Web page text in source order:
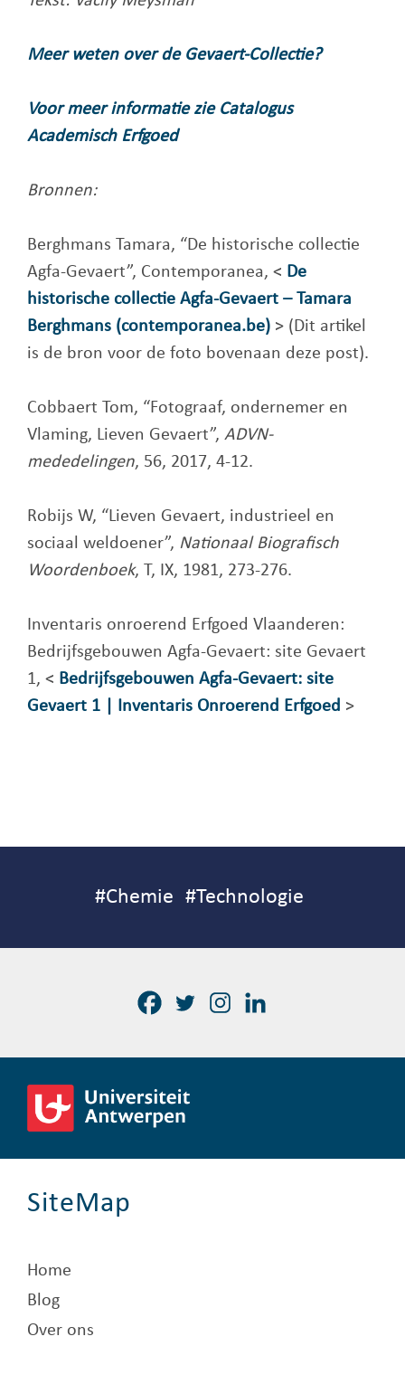
Meer weten over de Gevaert-Collectie?
Voor meer informatie zie Catalogus
Academisch Erfgoed
Bronnen:
Berghmans Tamara, “De historische collectie
Agfa-Gevaert”, Contemporanea, < De
historische collectie Agfa-Gevaert – Tamara
Berghmans (contemporanea.be) > (Dit artikel
is de bron voor de foto bovenaan deze post).
Cobbaert Tom, “Fotograaf, ondernemer en
Vlaming, Lieven Gevaert”, ADVN-
mededelingen, 56, 2017, 4-12.
Robijs W, “Lieven Gevaert, industrieel en
sociaal weldoener”, Nationaal Biografisch
Woordenboek, T, IX, 1981, 273-276.
Inventaris onroerend Erfgoed Vlaanderen:
Bedrijfsgebouwen Agfa-Gevaert: site Gevaert
1, < Bedrijfsgebouwen Agfa-Gevaert: site
Gevaert 1 | Inventaris Onroerend Erfgoed >
#Chemie #Technologie
SiteMap
Home
Blog
Over ons